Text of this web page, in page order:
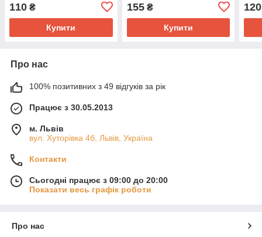
110 ₴
Купити
155₴
Купити
120
Про нас
100% позитивних з 49 відгуків за рік
Працює з 30.05.2013
м. Львів
вул. Хуторівка 4б, Львів, Україна
Контакти
Сьогодні працює з 09:00 до 20:00
Показати весь графік роботи
Про нас